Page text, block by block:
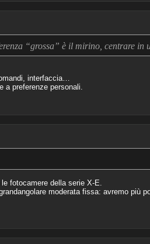
“grossa” è il mirino, centrare in
interfaccia…
preferenze personali.
fotocamere della serie X-E.
moderata fissa: avremo più